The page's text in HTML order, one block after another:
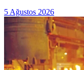
5 Ağustos 2026